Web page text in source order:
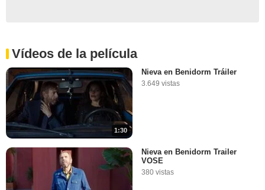
Vídeos de la película
1:30
Nieva en Benidorm Tráiler
3.649 vistas
Nieva en Benidorm Trailer
VOSE
380 vistas